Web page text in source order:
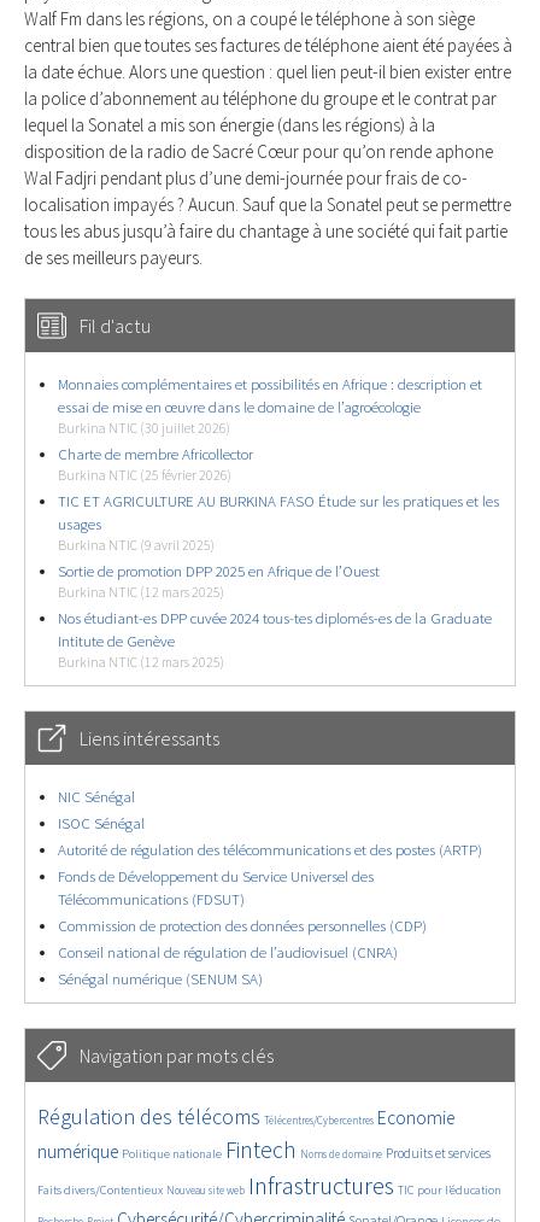
Walf Fm dans les régions, on a coupé le téléphone à son siège
central bien que toutes ses factures de téléphone aient été payées à
la date échue. Alors une question : quel lien peut-il bien exister entre
la police d’abonnement au téléphone du groupe et le contrat par
lequel la Sonatel a mis son énergie (dans les régions) à la
disposition de la radio de Sacré Cœur pour qu’on rende aphone
Wal Fadjri pendant plus d’une demi-journée pour frais de co-
localisation impayés ? Aucun. Sauf que la Sonatel peut se permettre
tous les abus jusqu’à faire du chantage à une société qui fait partie
de ses meilleurs payeurs.
Fil d'actu
Monnaies complémentaires et possibilités en Afrique : description et
essai de mise en œuvre dans le domaine de l’agroécologie
Burkina NTIC (30 juillet 2026)
Charte de membre Africollector
Burkina NTIC (25 février 2026)
TIC ET AGRICULTURE AU BURKINA FASO Étude sur les pratiques et les
usages
Burkina NTIC (9 avril 2025)
Sortie de promotion DPP 2025 en Afrique de l’Ouest
Burkina NTIC (12 mars 2025)
Nos étudiant-es DPP cuvée 2024 tous-tes diplomés-es de la Graduate
Intitute de Genève
Burkina NTIC (12 mars 2025)
Liens intéressants
NIC Sénégal
ISOC Sénégal
Autorité de régulation des télécommunications et des postes (ARTP)
Fonds de Développement du Service Universel des
Télécommunications (FDSUT)
Commission de protection des données personnelles (CDP)
Conseil national de régulation de l’audiovisuel (CNRA)
Sénégal numérique (SENUM SA)
Navigation par mots clés
4654/5672
Régulation des télécoms
362/5672 Télécentres/Cybercentres
3759/5672
Economie
numérique
1856/5672 Politique nationale
5202/5672 Fintech
688/5672 Noms de domaine
2429/5672 Produits et services
1612/5672
Faits divers/Contentieux Nouveau site web Infrastructures TIC pour l’éducation
248/5672
3606/5672
2329/5672
1632/5672